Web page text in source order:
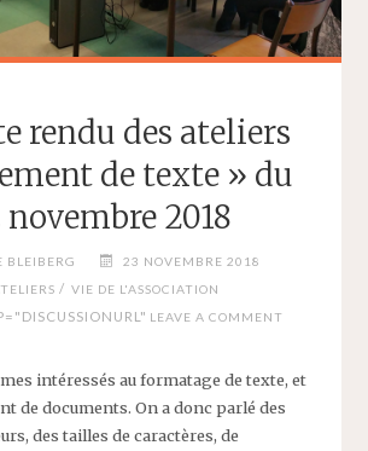
rendu des ateliers
de texte » du
novembre 2018
BLEIBERG
23 NOVEMBRE 2018
/ VIE DE L'ASSOCIATION
LEAVE A COMMENT
intéressés au formatage de texte, et
de documents. On a donc parlé des
des tailles de caractères, de